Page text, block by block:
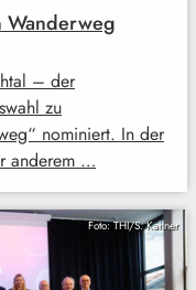
Wanderweg
– der
zu
nominiert. In der
anderem …
Foto: THI/S. Kahner